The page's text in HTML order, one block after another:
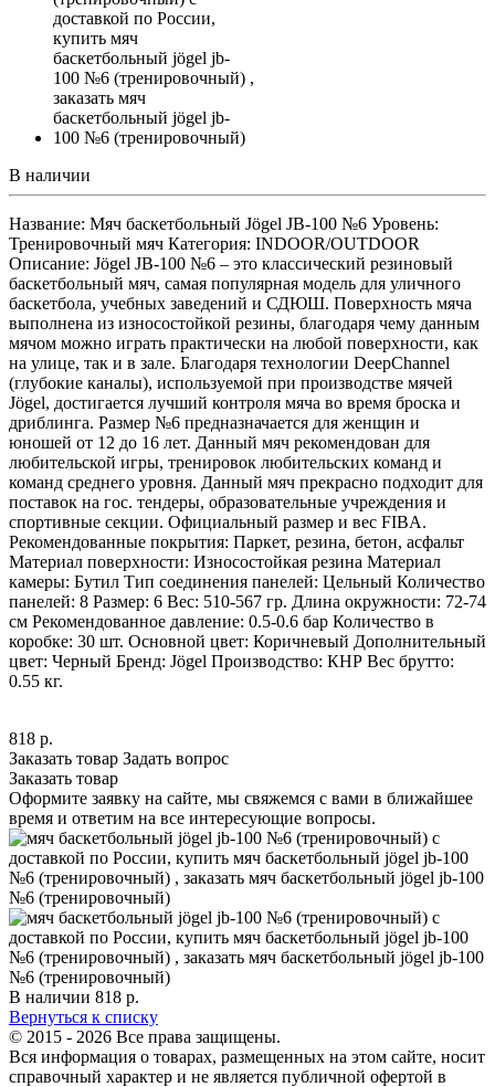
В наличии
Название: Мяч баскетбольный Jögel JB-100 №6 Уровень:
Тренировочный мяч Категория: INDOOR/OUTDOOR
Описание: Jögel JB-100 №6 – это классический резиновый
баскетбольный мяч, самая популярная модель для уличного
баскетбола, учебных заведений и СДЮШ. Поверхность мяча
выполнена из износостойкой резины, благодаря чему данным
мячом можно играть практически на любой поверхности, как
на улице, так и в зале. Благодаря технологии DeepChannel
(глубокие каналы), используемой при производстве мячей
Jögel, достигается лучший контроля мяча во время броска и
дриблинга. Размер №6 предназначается для женщин и
юношей от 12 до 16 лет. Данный мяч рекомендован для
любительской игры, тренировок любительских команд и
команд среднего уровня. Данный мяч прекрасно подходит для
поставок на гос. тендеры, образовательные учреждения и
спортивные секции. Официальный размер и вес FIBA.
Рекомендованные покрытия: Паркет, резина, бетон, асфальт
Материал поверхности: Износостойкая резина Материал
камеры: Бутил Тип соединения панелей: Цельный Количество
панелей: 8 Размер: 6 Вес: 510-567 гр. Длина окружности: 72-74
см Рекомендованное давление: 0.5-0.6 бар Количество в
коробке: 30 шт. Основной цвет: Коричневый Дополнительный
цвет: Черный Бренд: Jögel Производство: КНР Вес брутто:
0.55 кг.
818 р.
Заказать товар Задать вопрос
Заказать товар
Оформите заявку на сайте, мы свяжемся с вами в ближайшее
время и ответим на все интересующие вопросы.
В наличии 818 р.
Вернуться к списку
© 2015 - 2026 Все права защищены.
Вся информация о товарах, размещенных на этом сайте, носит
справочный характер и не является публичной офертой в